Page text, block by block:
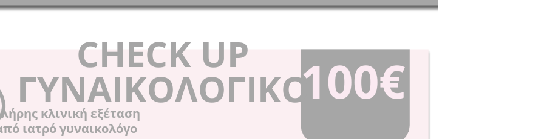
CHECK UP
ΓΥΝΑΙΚΟΛΟΓΙΚΟ100€
κλινική εξέταση
ιατρό γυναικολόγο